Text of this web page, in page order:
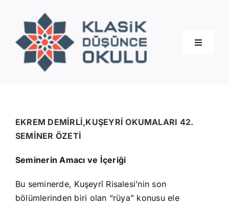
content
Toggle
Eğitimler
İletişim
EKREM DEMİRLİ,KUŞEYRİ OKUMALARI 42.
SEMİNER ÖZETİ
Seminerin Amacı ve İçeriği
Bu seminerde, Kuşeyrî Risalesi’nin son
bölümlerinden biri olan “rüya” konusu ele